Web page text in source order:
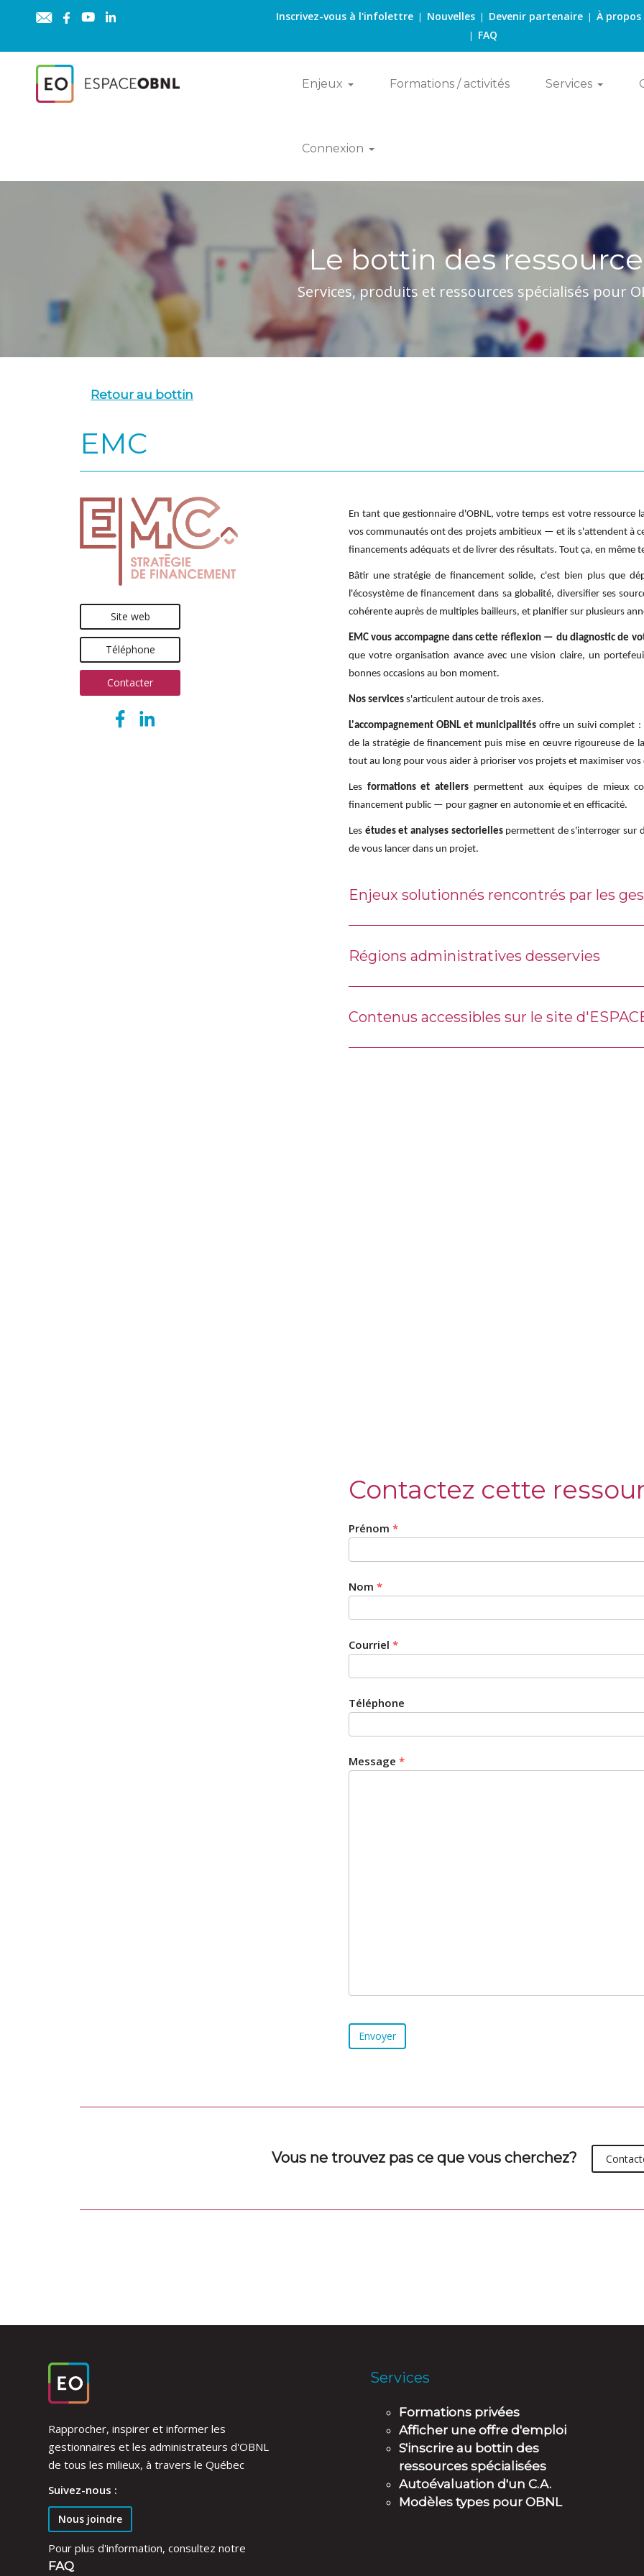
Inscrivez-vous à l'infolettre| Nouvelles| Devenir partenaire| À propos
| FAQ
Enjeux Formations / activités Services
Connexion
Le bottin des
Services, produits et ressources spécialisés pour
Retour au bottin
EMC
Site web
Téléphone
Contacter
En tant que gestionnaire d'OBNL, votre temps est votre ressource
vos communautés ont des projets ambitieux — et ils s'attendent à
financements adéquats et de livrer des résultats. Tout ça, en même
Bâtir une stratégie de financement solide, c'est bien plus que
l'écosystème de financement dans sa globalité, diversifier ses
cohérente auprès de multiples bailleurs, et planifier sur plusieurs
EMC vous accompagne dans cette réflexion — du diagnostic de
que votre organisation avance avec une vision claire, un
bonnes occasions au bon moment.
Nos services s'articulent autour de trois axes.
L'accompagnement OBNL et municipalités offre un suivi complet :
de la stratégie de financement puis mise en œuvre rigoureuse de
tout au long pour vous aider à prioriser vos projets et maximiser
Les formations et ateliers permettent aux équipes de mieux
financement public — pour gagner en autonomie et en efficacité.
Les études et analyses sectoriellespermettent de s'interroger sur
de vous lancer dans un projet.
Enjeux solutionnés rencontrés par les
Régions administratives desservies
Contenus accessibles sur le site
Contactez cette
Prénom *
Nom *
Courriel *
Téléphone
Message *
Vous ne trouvez pas ce que vous cherchez?
Rapprocher, inspirer et informer les
gestionnaires et les administrateurs d'OBNL
de tous les milieux, à travers le Québec
Suivez-nous :
Nous joindre
Pour plus d'information, consultez notre
FAQ
Services
Formations privées
Afficher une offre d'emploi
S'inscrire au bottin des
ressources spécialisées
Autoévaluation d'un C.A.
Modèles types pour OBNL